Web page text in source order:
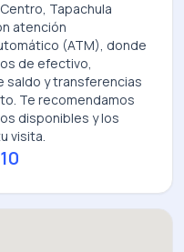
Tapachula
atención
(ATM), donde
de efectivo,
y transferencias
Te recomendamos
disponibles y los
visita.